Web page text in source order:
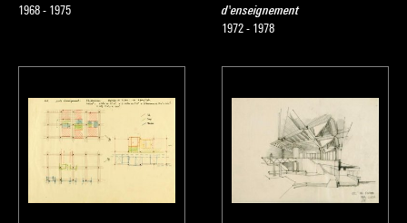
1968 - 1975
d'enseignement
1972 - 1978